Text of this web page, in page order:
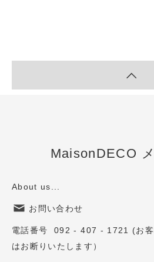
MaisonDECO
About us...
お問い合わせ
電話番号 092 - 407 - 1721 (お客
はお断りいたします）